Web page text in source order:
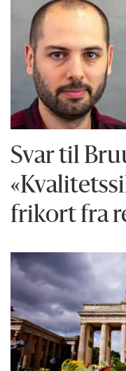
Svar til
frikort fra